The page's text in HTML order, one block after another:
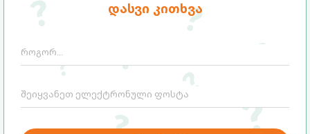
დასვი კითხვა